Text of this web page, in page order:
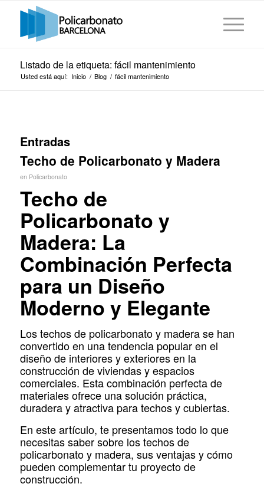
Listado de la etiqueta: fácil mantenimiento
Usted está aquí: Inicio / Blog / fácil mantenimiento
Entradas
Techo de Policarbonato y Madera
en Policarbonato
Techo de
Policarbonato y
Madera: La
Combinación Perfecta
para un Diseño
Moderno y Elegante
Los techos de policarbonato y madera se han
convertido en una tendencia popular en el
diseño de interiores y exteriores en la
construcción de viviendas y espacios
comerciales. Esta combinación perfecta de
materiales ofrece una solución práctica,
duradera y atractiva para techos y cubiertas.
En este artículo, te presentamos todo lo que
necesitas saber sobre los techos de
policarbonato y madera, sus ventajas y cómo
pueden complementar tu proyecto de
construcción.